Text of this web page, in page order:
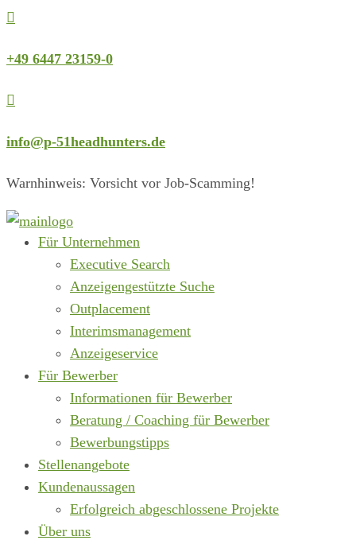

+49 6447 23159-0

info@p-51headhunters.de
Warnhinweis: Vorsicht vor Job-Scamming!
Für Unternehmen
Executive Search
Anzeigengestützte Suche
Outplacement
Interimsmanagement
Anzeigeservice
Für Bewerber
Informationen für Bewerber
Beratung / Coaching für Bewerber
Bewerbungstipps
Stellenangebote
Kundenaussagen
Erfolgreich abgeschlossene Projekte
Über uns